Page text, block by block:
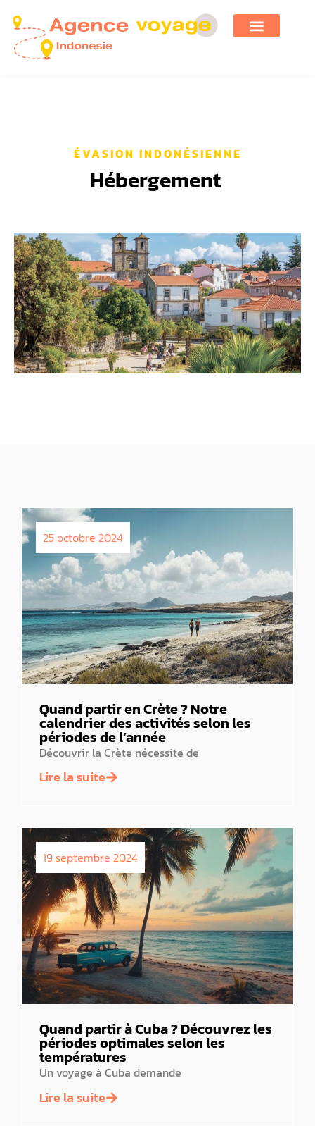
ÉVASION INDONÉSIENNE
Hébergement
25 octobre 2024
Quand partir en Crète ? Notre
calendrier des activités selon les
périodes de l’année
Découvrir la Crète nécessite de
Lire la suite
19 septembre 2024
Quand partir à Cuba ? Découvrez les
périodes optimales selon les
températures
Un voyage à Cuba demande
Lire la suite